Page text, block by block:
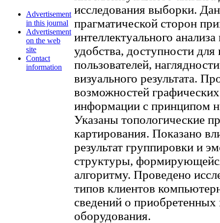
Advertisement
in this journal
Advertisement
on the web
site
Contact
information
исследования выборки.
прагматической сторон
интеллектуального
удобства, доступности
пользователей,
визуального результата.
возможностей
информации с принципом
Указаны топологические
картирования. Показано
результат группировки и
структуры,
алгоритму. Проведено
типов клиентов
сведений о
оборудования.